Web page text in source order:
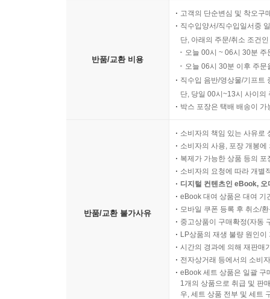
반품/교환 비용
고객의 단순변심 및 착오구
직수입양서/직수입일서중
단, 아래의 주문/취소 조건
오늘 00시 ~ 06시 30분
오늘 06시 30분 이후 주
직수입 음반/영상물/기프트
단, 당일 00시~13시 사이의
박스 포장은 택배 배송이
반품/교환 불가사유
소비자의 책임 있는 사유로
소비자의 사용, 포장 개봉
복제가 가능한 상품 등의
소비자의 요청에 따라 개별
디지털 컨텐츠인 eBook,
eBook 대여 상품은 대여 기
모바일 쿠폰 등록 후 취소/
중고상품이 구매확정(자동
LP상품의 재생 불량 원인
시간의 경과에 의해 재판매
전자상거래 등에서의 소비
eBook 세트 상품은 일괄 구
1개의 상품으로 취급 및 판
우, 세트 상품 전부 및 세트